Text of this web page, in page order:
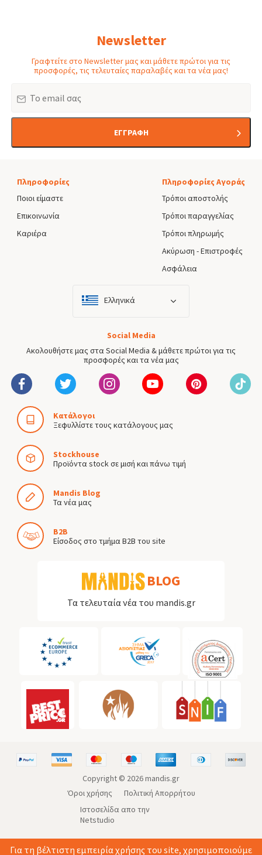
Newsletter
Γραφτείτε στο Newsletter μας και μάθετε πρώτοι για τις
προσφορές, τις τελευταίες παραλαβές και τα νέα μας!
ΕΓΓΡΑΦΗ
Πληροφορίες
Ποιοι είμαστε
Επικοινωνία
Καριέρα
Πληροφορίες Αγοράς
Τρόποι αποστολής
Τρόποι παραγγελίας
Τρόποι πληρωμής
Ακύρωση - Επιστροφές
Ασφάλεια
Ελληνικά
Social Media
Ακολουθήστε μας στα Social Media & μάθετε πρώτοι για τις
προσφορές και τα νέα μας
Κατάλογοι
Ξεφυλλίστε τους κατάλογους μας
Stockhouse
Προϊόντα stock σε μισή και πάνω τιμή
Mandis Blog
Τα νέα μας
B2B
Είσοδος στο τμήμα B2B του site
BLOG
Τα τελευταία νέα του mandis.gr
Copyright © 2026mandis.gr
Όροι χρήσης
Πολιτική Απορρήτου
Ιστοσελίδα απο την
Netstudio
Για τη βέλτιστη εμπειρία χρήσης του site, χρησιμοποιούμε